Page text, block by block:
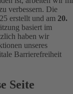
verbessern. Die
erstellt und am 20.
basiert im
haben wir
unseres
Barrierefreiheit
Seite